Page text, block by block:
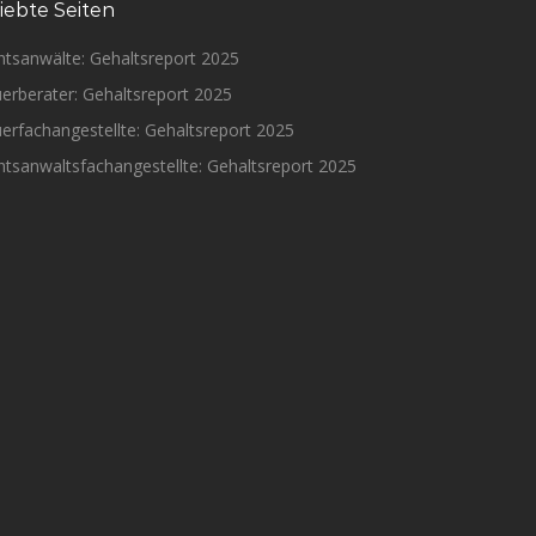
Seiten
Gehaltsreport 2025
Gehaltsreport 2025
Gehaltsreport 2025
Gehaltsreport 2025